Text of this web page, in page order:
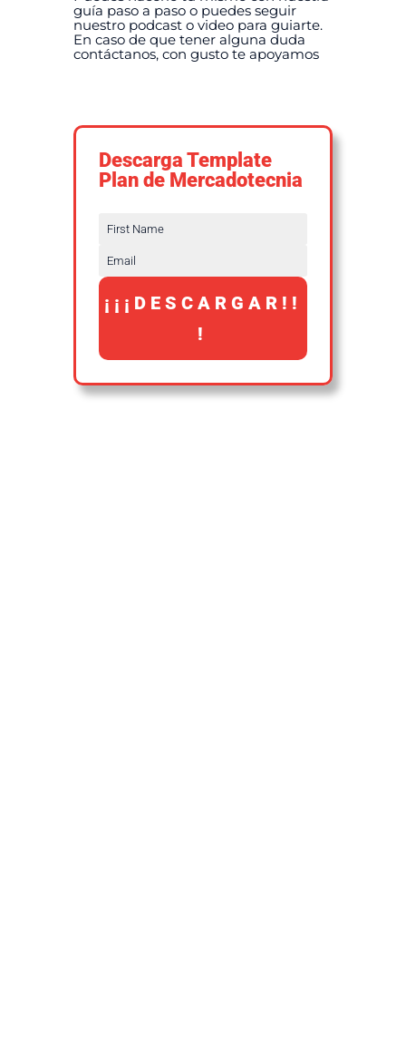
guía paso a paso o puedes seguir
nuestro podcast o video para guiarte.
En caso de que tener alguna duda
contáctanos, con gusto te apoyamos
Descarga Template
Plan de Mercadotecnia
¡¡¡DESCARGAR!!
!